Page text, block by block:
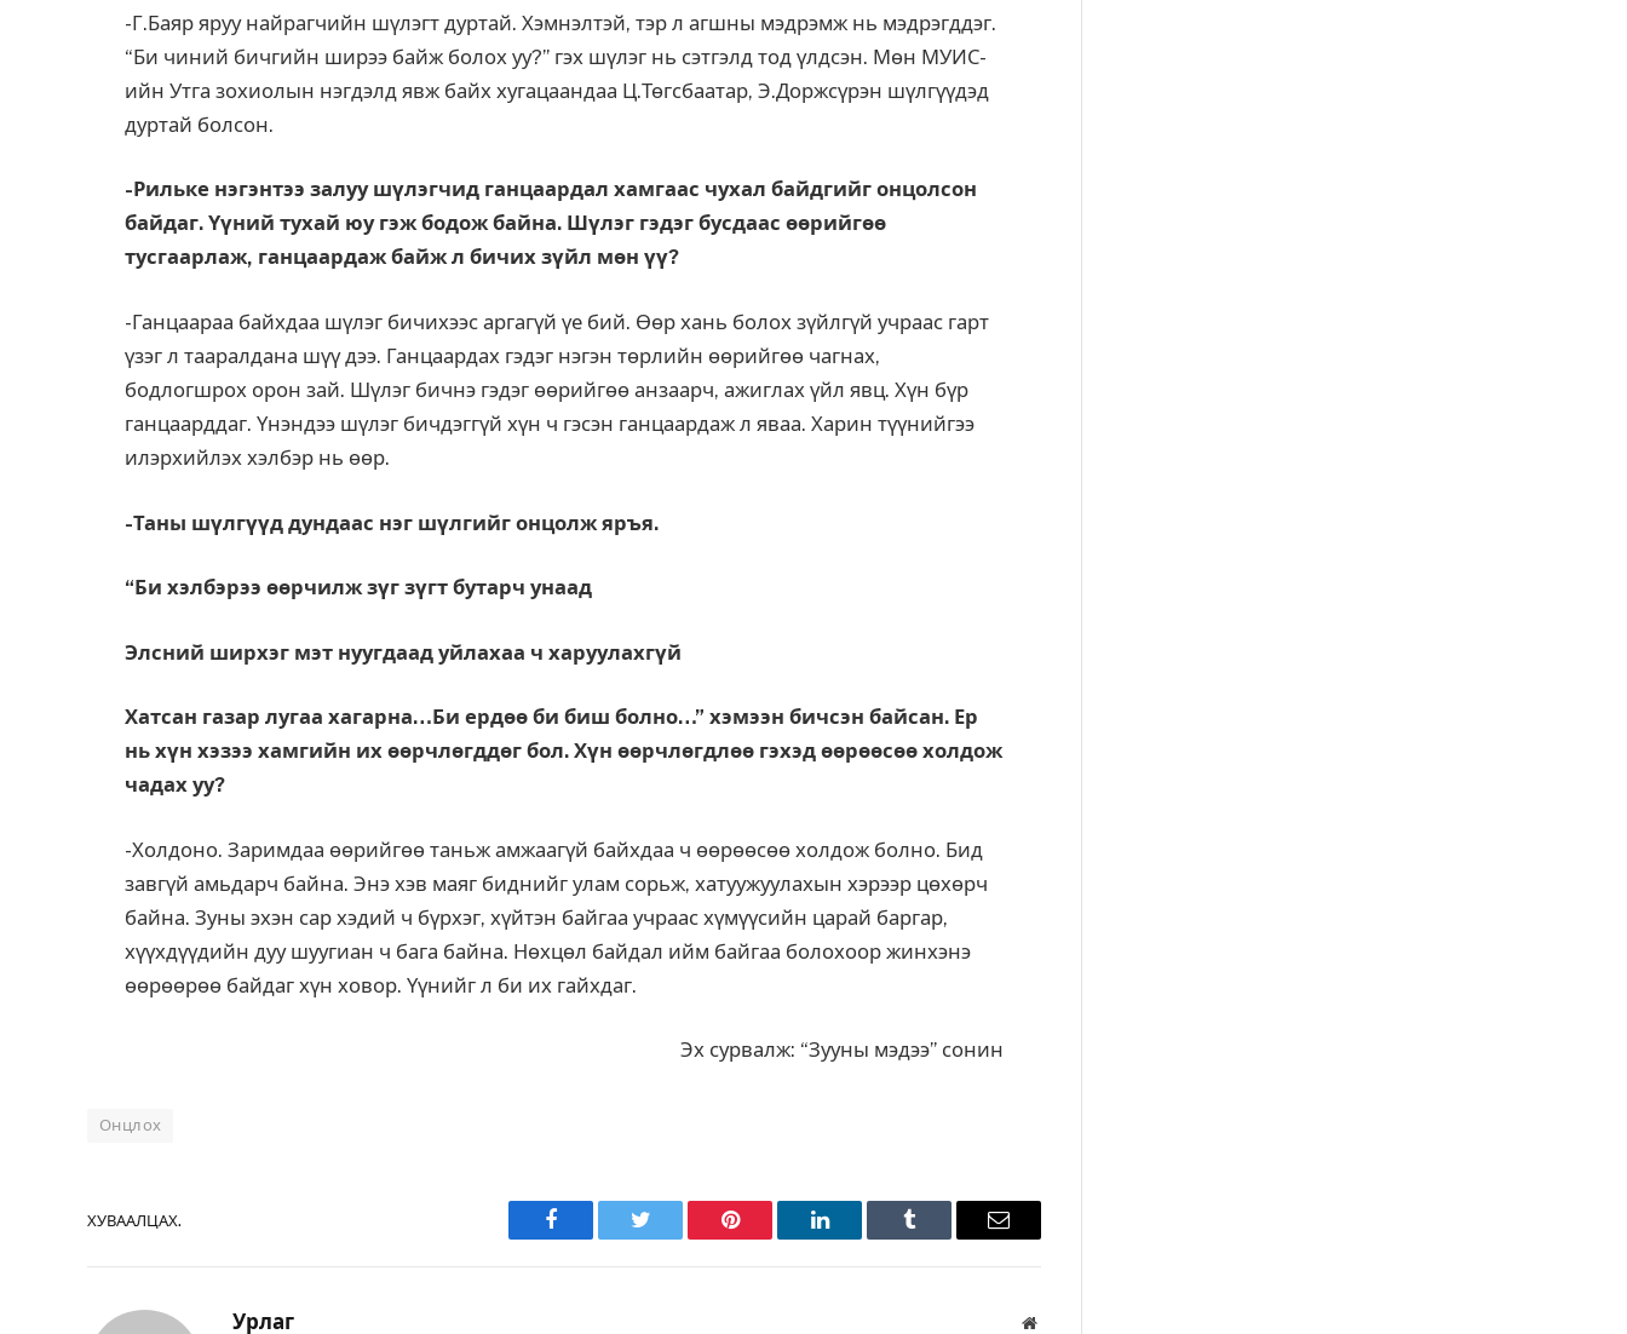
-Г.Баяр яруу найрагчийн шүлэгт дуртай. Хэмнэлтэй, тэр л агшны мэдрэмж нь мэдрэгддэг.
“Би чиний бичгийн ширээ байж болох уу?” гэх шүлэг нь сэтгэлд тод үлдсэн. Мөн МУИС-
ийн Утга зохиолын нэгдэлд явж байх хугацаандаа Ц.Төгсбаатар, Э.Доржсүрэн шүлгүүдэд
дуртай болсон.
-Рильке нэгэнтээ залуу шүлэгчид ганцаардал хамгаас чухал байдгийг онцолсон
байдаг. Үүний тухай юу гэж бодож байна. Шүлэг гэдэг бусдаас өөрийгөө
тусгаарлаж, ганцаардаж байж л бичих зүйл мөн үү?
-Ганцаараа байхдаа шүлэг бичихээс аргагүй үе бий. Өөр хань болох зүйлгүй учраас гарт
үзэг л тааралдана шүү дээ. Ганцаардах гэдэг нэгэн төрлийн өөрийгөө чагнах,
бодлогшрох орон зай. Шүлэг бичнэ гэдэг өөрийгөө анзаарч, ажиглах үйл явц. Хүн бүр
ганцаарддаг. Үнэндээ шүлэг бичдэггүй хүн ч гэсэн ганцаардаж л яваа. Харин түүнийгээ
илэрхийлэх хэлбэр нь өөр.
-Таны шүлгүүд дундаас нэг шүлгийг онцолж яръя.
“Би хэлбэрээ өөрчилж зүг зүгт бутарч унаад
Элсний ширхэг мэт нуугдаад уйлахаа ч харуулахгүй
Хатсан газар лугаа хагарна…Би ердөө би биш болно…” хэмээн бичсэн байсан. Ер
нь хүн хэзээ хамгийн их өөрчлөгддөг бол. Хүн өөрчлөгдлөө гэхэд өөрөөсөө холдож
чадах уу?
-Холдоно. Заримдаа өөрийгөө таньж амжаагүй байхдаа ч өөрөөсөө холдож болно. Бид
завгүй амьдарч байна. Энэ хэв маяг биднийг улам сорьж, хатуужуулахын хэрээр цөхөрч
байна. Зуны эхэн сар хэдий ч бүрхэг, хүйтэн байгаа учраас хүмүүсийн царай баргар,
хүүхдүүдийн дуу шуугиан ч бага байна. Нөхцөл байдал ийм байгаа болохоор жинхэнэ
өөрөөрөө байдаг хүн ховор. Үүнийг л би их гайхдаг.
Эх сурвалж: “Зууны мэдээ” сонин
Онцлох
ХУВААЛЦАХ.
Facebook Twitter Pinterest LinkedIn Tumblr Имэйл
Урлаг Вэбсайт